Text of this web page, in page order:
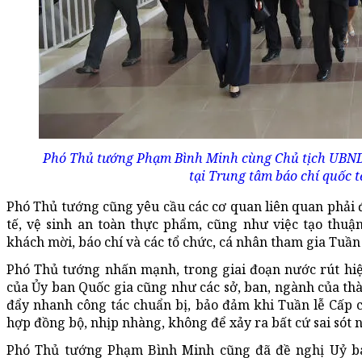
Phó Thủ tướng Phạm Bình Minh cùng Chủ tịch
tại Trung tâm báo chí quốc
Phó Thủ tướng cũng yêu cầu các cơ quan liên quan
tế, vệ sinh an toàn thực phẩm, cũng như việc tạo
khách mời, báo chí và các tổ chức, cá nhân tham gia Tuần
Phó Thủ tướng nhấn mạnh, trong giai đoạn nước rút
của Ủy ban Quốc gia cũng như các sở, ban, ngành của
đẩy nhanh công tác chuẩn bị, bảo đảm khi Tuần lễ Cấp
hợp đồng bộ, nhịp nhàng, không để xảy ra bất cứ sai sót
Phó Thủ tướng Phạm Bình Minh cũng đã đề nghị Uỷ